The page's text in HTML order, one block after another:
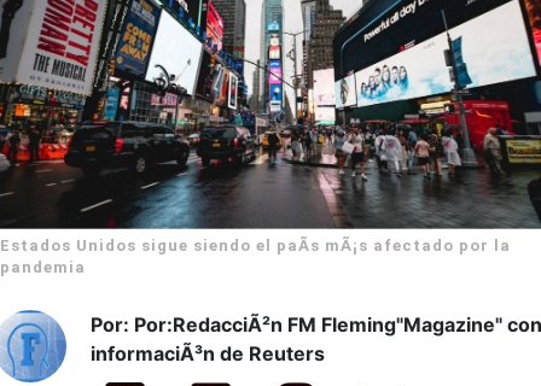
Estados Unidos sigue siendo el paÃ­s mÃ¡s afectado por la
pandemia
Por: Por:RedacciÃ²n FM Fleming"Magazine" con
informaciÃ³n de Reuters